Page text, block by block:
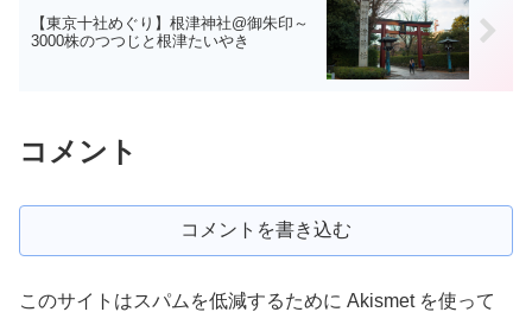
【東京十社めぐり】根津神社@御朱印～
3000株のつつじと根津たいやき
コメント
コメントを書き込む
このサイトはスパムを低減するために Akismet を使って